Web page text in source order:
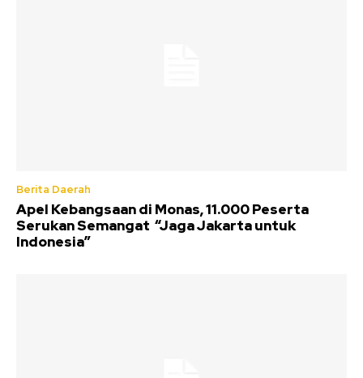
Berita Daerah
Apel Kebangsaan di Monas, 11.000 Peserta
Serukan Semangat “Jaga Jakarta untuk
Indonesia”